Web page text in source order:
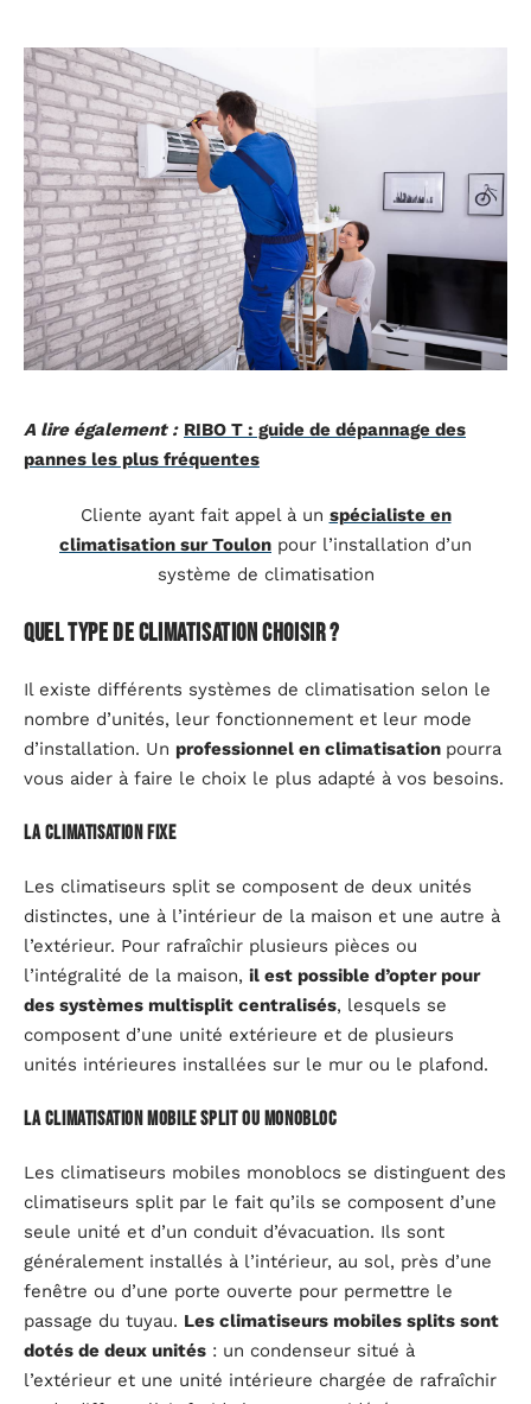
A lire également : RIBO T : guide de dépannage des
pannes les plus fréquentes
Cliente ayant fait appel à un spécialiste en
climatisation sur Toulon pour l’installation d’un
système de climatisation
Quel type de climatisation choisir ?
Il existe différents systèmes de climatisation selon le
nombre d’unités, leur fonctionnement et leur mode
d’installation. Un professionnel en climatisation pourra
vous aider à faire le choix le plus adapté à vos besoins.
La climatisation fixe
Les climatiseurs split se composent de deux unités
distinctes, une à l’intérieur de la maison et une autre à
l’extérieur. Pour rafraîchir plusieurs pièces ou
l’intégralité de la maison, il est possible d’opter pour
des systèmes multisplit centralisés, lesquels se
composent d’une unité extérieure et de plusieurs
unités intérieures installées sur le mur ou le plafond.
La climatisation mobile split ou monobloc
Les climatiseurs mobiles monoblocs se distinguent des
climatiseurs split par le fait qu’ils se composent d’une
seule unité et d’un conduit d’évacuation. Ils sont
généralement installés à l’intérieur, au sol, près d’une
fenêtre ou d’une porte ouverte pour permettre le
passage du tuyau. Les climatiseurs mobiles splits sont
dotés de deux unités : un condenseur situé à
l’extérieur et une unité intérieure chargée de rafraîchir